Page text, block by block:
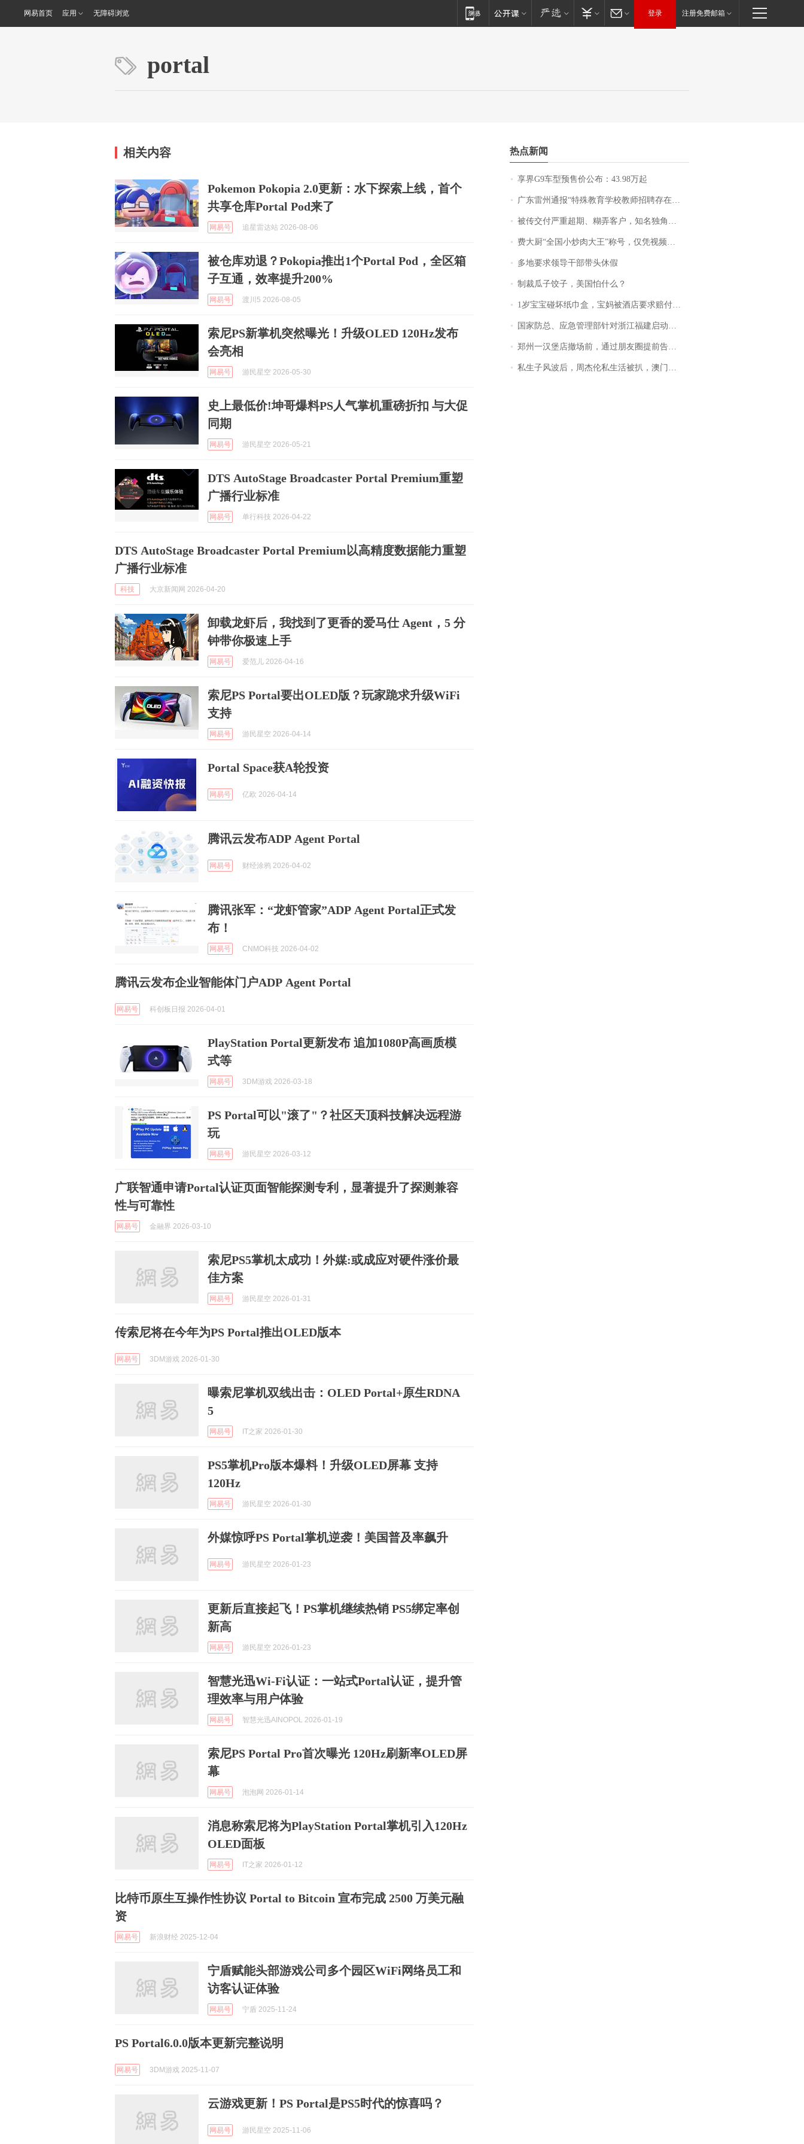
网易首页 应用 无障碍浏览 登录 注册免费邮箱
portal
相关内容
Pokemon Pokopia 2.0更新：水下探索上线，首个
共享仓库Portal Pod来了
网易号 追星雷达站 2026-08-06
被仓库劝退？Pokopia推出1个Portal Pod，全区箱
子互通，效率提升200%
网易号 渡川5 2026-08-05
索尼PS新掌机突然曝光！升级OLED 120Hz发布
会亮相
网易号 游民星空 2026-05-30
史上最低价!坤哥爆料PS人气掌机重磅折扣 与大促
同期
网易号 游民星空 2026-05-21
DTS AutoStage Broadcaster Portal Premium重塑
广播行业标准
网易号 单行科技 2026-04-22
DTS AutoStage Broadcaster Portal Premium以高精度数据能力重塑
广播行业标准
科技 大京新闻网 2026-04-20
卸载龙虾后，我找到了更香的爱马仕 Agent，5 分
钟带你极速上手
网易号 爱范儿 2026-04-16
索尼PS Portal要出OLED版？玩家跪求升级WiFi
支持
网易号 游民星空 2026-04-14
Portal Space获A轮投资
网易号 亿欧 2026-04-14
腾讯云发布ADP Agent Portal
网易号 财经涂鸦 2026-04-02
腾讯张军：“龙虾管家”ADP Agent Portal正式发
布！
网易号 CNMO科技 2026-04-02
腾讯云发布企业智能体门户ADP Agent Portal
网易号 科创板日报 2026-04-01
PlayStation Portal更新发布 追加1080P高画质模
式等
网易号 3DM游戏 2026-03-18
PS Portal可以"滚了"？社区天顶科技解决远程游
玩
网易号 游民星空 2026-03-12
广联智通申请Portal认证页面智能探测专利，显著提升了探测兼容
性与可靠性
网易号 金融界 2026-03-10
索尼PS5掌机太成功！外媒:或成应对硬件涨价最
佳方案
网易号 游民星空 2026-01-31
传索尼将在今年为PS Portal推出OLED版本
网易号 3DM游戏 2026-01-30
曝索尼掌机双线出击：OLED Portal+原生RDNA
5
网易号 IT之家 2026-01-30
PS5掌机Pro版本爆料！升级OLED屏幕 支持
120Hz
网易号 游民星空 2026-01-30
外媒惊呼PS Portal掌机逆袭！美国普及率飙升
网易号 游民星空 2026-01-23
更新后直接起飞！PS掌机继续热销 PS5绑定率创
新高
网易号 游民星空 2026-01-23
智慧光迅Wi-Fi认证：一站式Portal认证，提升管
理效率与用户体验
网易号 智慧光迅AINOPOL 2026-01-19
索尼PS Portal Pro首次曝光 120Hz刷新率OLED屏
幕
网易号 泡泡网 2026-01-14
消息称索尼将为PlayStation Portal掌机引入120Hz
OLED面板
网易号 IT之家 2026-01-12
比特币原生互操作性协议 Portal to Bitcoin 宣布完成 2500 万美元融
资
网易号 新浪财经 2025-12-04
宁盾赋能头部游戏公司多个园区WiFi网络员工和
访客认证体验
网易号 宁盾 2025-11-24
PS Portal6.0.0版本更新完整说明
网易号 3DM游戏 2025-11-07
云游戏更新！PS Portal是PS5时代的惊喜吗？
网易号 游民星空 2025-11-06
热点新闻
享界G9车型预售价公布：43.98万起
广东雷州通报“特殊教育学校教师招聘存在违规行为”：已启动问责程序 副校长被停职
被传交付严重超期、糊弄客户，知名独角兽车企创始人回应：都没证据，将依法采取措施，“本人长期与美国交管局保持沟通，对方表示肯定”
费大厨“全国小炒肉大王”称号，仅凭视频评出？中国烹饪协会回应
多地要求领导干部带头休假
制裁瓜子饺子，美国怕什么？
1岁宝宝碰坏纸巾盒，宝妈被酒店要求赔付924元！三亚一酒店回复：骨瓷定制！网友一查价格，吵翻了
国家防总、应急管理部针对浙江福建启动防汛防台风四级应急响应
郑州一汉堡店撤场前，通过朋友圈提前告知逐一退费，有顾客仅剩1元也全被退回，分文不少；顾客：言而有信，让人感动
私生子风波后，周杰伦私生活被扒，澳门输10亿传闻早已经水落石出